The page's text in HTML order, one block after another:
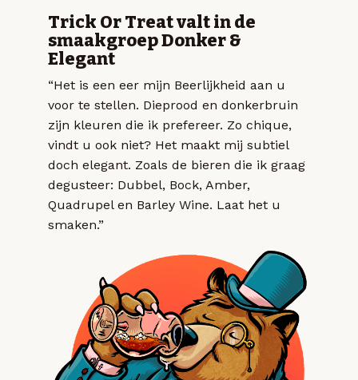
Trick Or Treat valt in de
smaakgroep Donker &
Elegant
“Het is een eer mijn Beerlijkheid aan u
voor te stellen. Dieprood en donkerbruin
zijn kleuren die ik prefereer. Zo chique,
vindt u ook niet? Het maakt mij subtiel
doch elegant. Zoals de bieren die ik graag
degusteer: Dubbel, Bock, Amber,
Quadrupel en Barley Wine. Laat het u
smaken.”